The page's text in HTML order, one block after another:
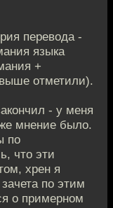
перевода -
языка
+
отметили).
- у меня
мнение было.
по
что эти
хрен я
по этим
о примерном